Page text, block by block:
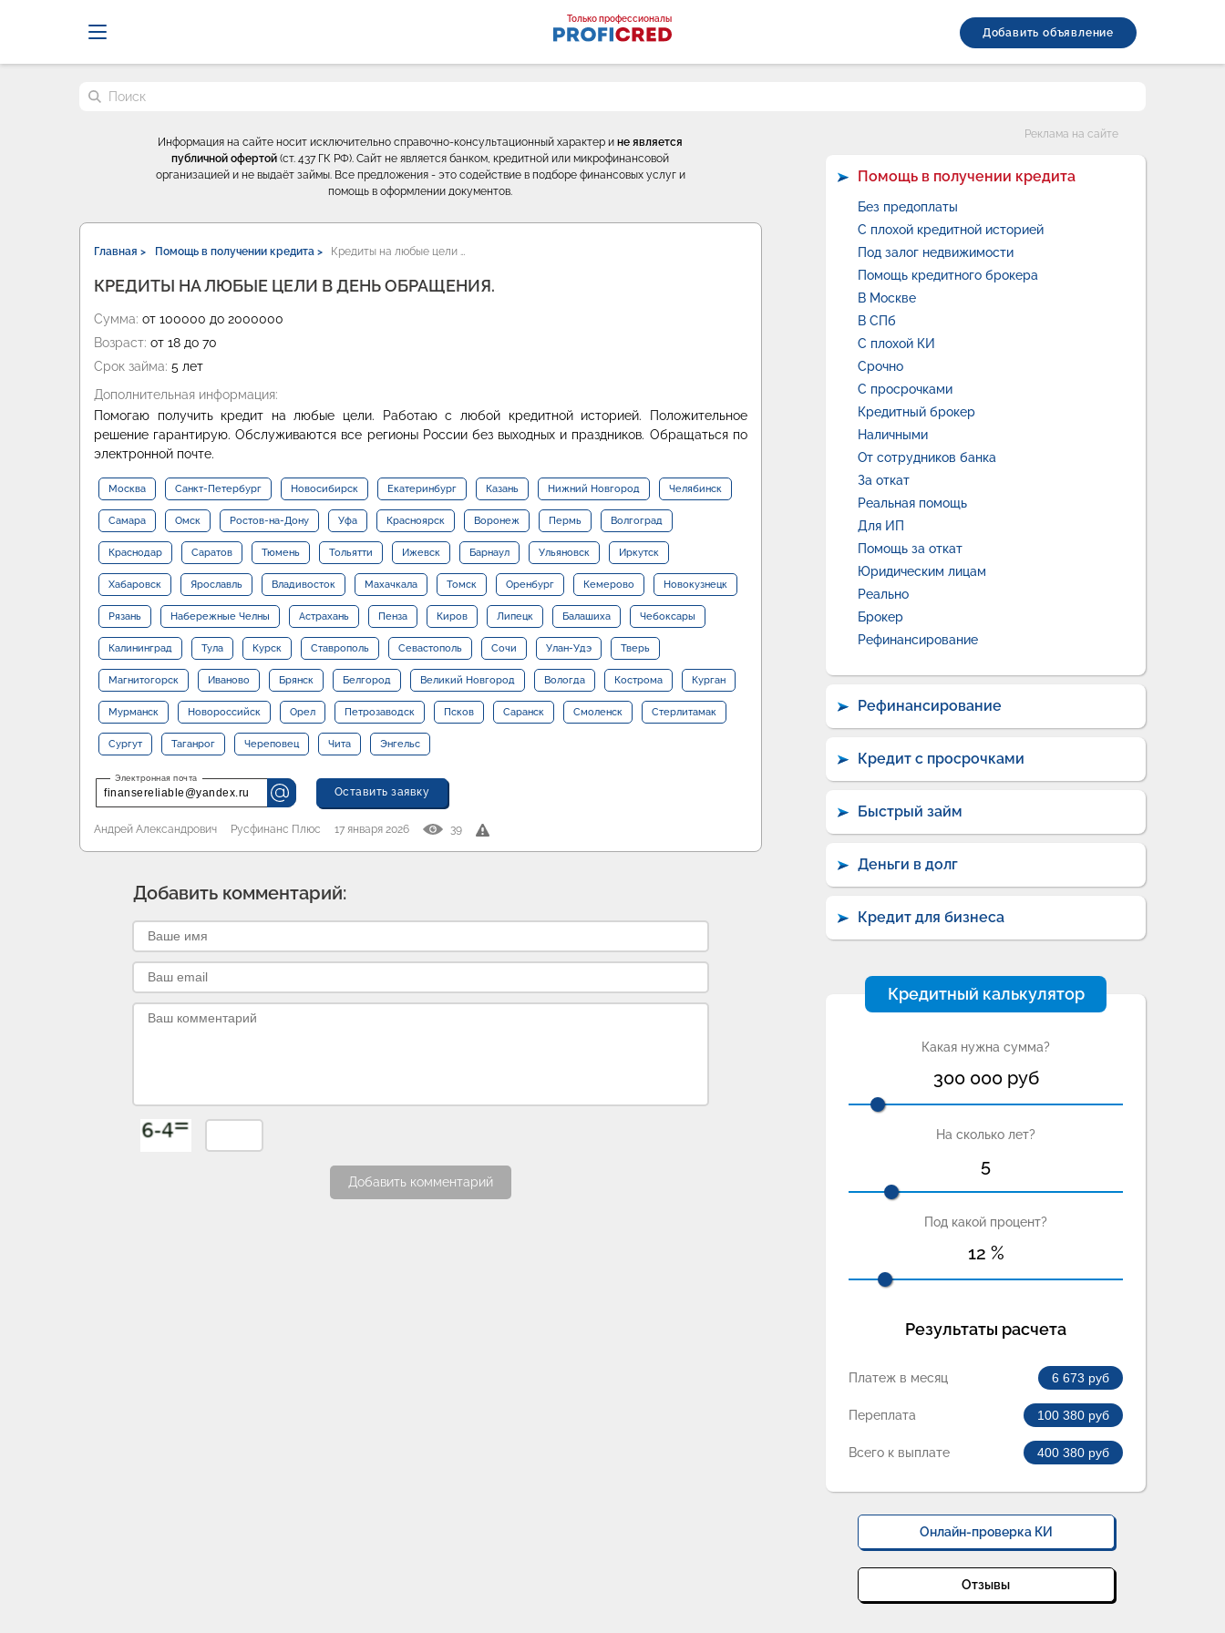
Только профессионалы
Добавить объявление
Поиск по сайту
Информация на сайте носит исключительно справочно-консультационный характер ине является
публичной офертой (ст. 437 ГК РФ). Сайт не является банком, кредитной или микрофинансовой
организацией и не выдаёт займы. Все предложения - это содействие в подборе финансовых услуг и
помощь в оформлении документов.
Главная > Помощь в получении кредита > Кредиты на любые цели …
КРЕДИТЫ НА ЛЮБЫЕ ЦЕЛИ В ДЕНЬ ОБРАЩЕНИЯ.
Сумма: от 100000 до 2000000
Возраст: от 18 до 70
Срок займа: 5 лет
Дополнительная информация:
Помогаю получить кредит на любые цели. Работаю с любой кредитной историей. Положительное
решение гарантирую. Обслуживаются все регионы России без выходных и праздников. Обращаться по
электронной почте.
Москва Санкт-Петербург Новосибирск Екатеринбург Казань Нижний Новгород Челябинск
Самара Омск Ростов-на-Дону Уфа Красноярск Воронеж Пермь Волгоград
Краснодар Саратов Тюмень Тольятти Ижевск Барнаул Ульяновск Иркутск
Хабаровск Ярославль Владивосток Махачкала Томск Оренбург Кемерово Новокузнецк
Рязань Набережные Челны Астрахань Пенза Киров Липецк Балашиха Чебоксары
Калининград Тула Курск Ставрополь Севастополь Сочи Улан-Удэ Тверь
Магнитогорск Иваново Брянск Белгород Великий Новгород Вологда Кострома Курган
Мурманск Новороссийск Орел Петрозаводск Псков Саранск Смоленск Стерлитамак
Сургут Таганрог Череповец Чита Энгельс
finansereliable@yandex.ru Оставить заявку
Андрей Александрович Русфинанс Плюс 17 января 2026 39
Добавить комментарий:
Добавить комментарий
Реклама на сайте
Помощь в получении кредита
Без предоплаты
С плохой кредитной историей
Под залог недвижимости
Помощь кредитного брокера
В Москве
В СПб
С плохой КИ
Срочно
С просрочками
Кредитный брокер
Наличными
От сотрудников банка
За откат
Реальная помощь
Для ИП
Помощь за откат
Юридическим лицам
Реально
Брокер
Рефинансирование
Рефинансирование
Кредит с просрочками
Быстрый займ
Деньги в долг
Кредит для бизнеса
Кредитный калькулятор
Какая нужна сумма?
300 000руб
На сколько лет?
5
Под какой процент?
12 %
Результаты расчета
Платеж в месяц 6 673 руб
Переплата 100 380 руб
Всего к выплате 400 380 руб
Онлайн-проверка КИ
Отзывы